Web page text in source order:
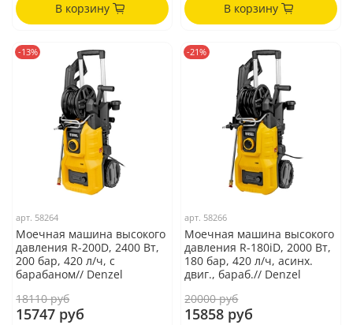
В корзину В корзину
-13%
арт. 58264
Моечная машина высокого
давления R-200D, 2400 Вт,
200 бар, 420 л/ч, с
барабаном// Denzel
18110 руб
15747 руб
-21%
арт. 58266
Моечная машина высокого
давления R-180iD, 2000 Вт,
180 бар, 420 л/ч, асинх.
двиг., бараб.// Denzel
20000 руб
15858 руб